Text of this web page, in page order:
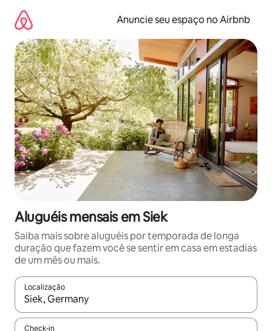
para
conteúdo
Anuncie seu espaço no Airbnb
Aluguéis mensais em Siek
Saiba mais sobre aluguéis por temporada de longa
duração que fazem você se sentir em casa em estadias
de um mês ou mais.
Localização
Quando os resultados estiverem disponíveis, explore-os
Check-in